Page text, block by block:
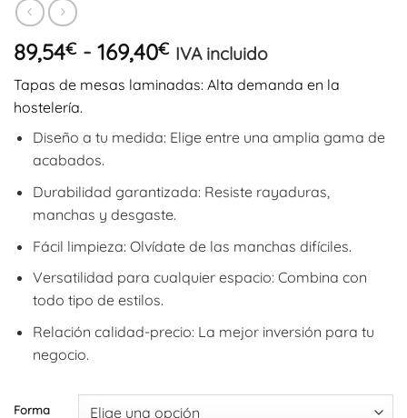
89,54€ - 169,40€Rango
de
precios:
89,54€
169,40€
IVA incluido
Tapas de mesas laminadas: Alta demanda en la
hostelería.
Diseño a tu medida: Elige entre una amplia gama de
acabados.
Durabilidad garantizada: Resiste rayaduras,
manchas y desgaste.
Fácil limpieza: Olvídate de las manchas difíciles.
Versatilidad para cualquier espacio: Combina con
todo tipo de estilos.
Relación calidad-precio: La mejor inversión para tu
negocio.
Forma